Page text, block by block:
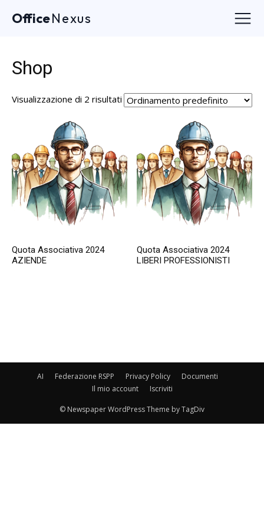
OfficeNexus
Shop
Visualizzazione di 2 risultati
Quota Associativa 2024
AZIENDE
Quota Associativa 2024
LIBERI PROFESSIONISTI
AI Federazione RSPP Privacy Policy
Documenti
Il mio account
Iscriviti
© Newspaper WordPress Theme by TagDiv